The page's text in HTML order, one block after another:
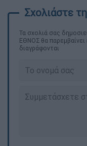
Τα σχολιά σας
ΕΘΝΟΣ θα παρεμβαίνει
διαγράφονται